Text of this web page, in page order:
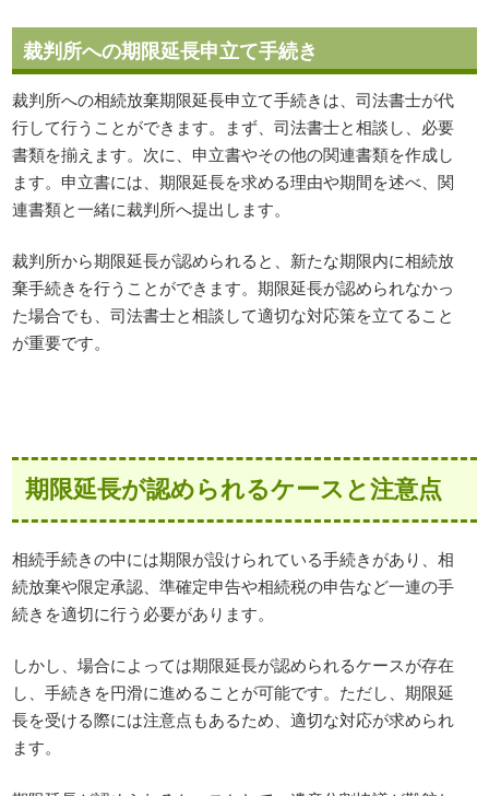
裁判所への期限延長申立て手続き
裁判所への相続放棄期限延長申立て手続きは、司法書士が代
行して行うことができます。まず、司法書士と相談し、必要
書類を揃えます。次に、申立書やその他の関連書類を作成し
ます。申立書には、期限延長を求める理由や期間を述べ、関
連書類と一緒に裁判所へ提出します。
裁判所から期限延長が認められると、新たな期限内に相続放
棄手続きを行うことができます。期限延長が認められなかっ
た場合でも、司法書士と相談して適切な対応策を立てること
が重要です。
期限延長が認められるケースと注意点
相続手続きの中には期限が設けられている手続きがあり、相
続放棄や限定承認、準確定申告や相続税の申告など一連の手
続きを適切に行う必要があります。
しかし、場合によっては期限延長が認められるケースが存在
し、手続きを円滑に進めることが可能です。ただし、期限延
長を受ける際には注意点もあるため、適切な対応が求められ
ます。